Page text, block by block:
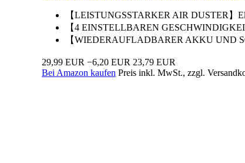
【LEISTUNGSSTARKER AIR DUSTER】
【4 EINSTELLBAREN
【WIEDERAUFLADBARER AKKU UND
29,99 EUR −6,20 EUR 23,79 EUR
Bei Amazon kaufen Preis inkl. MwSt., zzgl.